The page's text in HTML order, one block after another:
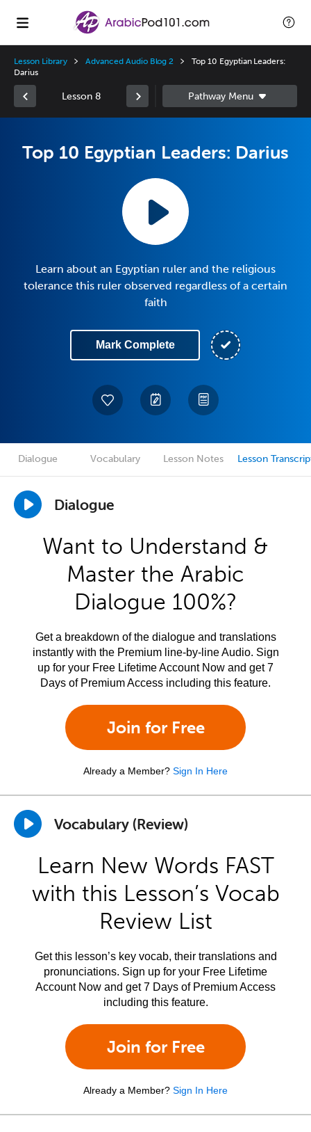
Lesson Library Advanced Audio Blog 2
Top 10 Egyptian Leaders:
Darius
Lesson 8
Top 10 Egyptian Leaders: Darius
Learn about an Egyptian ruler and the religious
tolerance this ruler observed regardless of a certain
faith
Mark Complete
Dialogue Vocabulary Lesson Notes Lesson
Dialogue
Want to Understand &
Master the Arabic
Dialogue 100%?
Get a breakdown of the dialogue and translations
instantly with the Premium line-by-line Audio. Sign
up for your Free Lifetime Account Now and get 7
Days of Premium Access including this feature.
Join for Free
Already a Member? Sign In Here
Vocabulary (Review)
Learn New Words FAST
with this Lesson’s Vocab
Review List
Get this lesson’s key vocab, their translations and
pronunciations. Sign up for your Free Lifetime
Account Now and get 7 Days of Premium Access
including this feature.
Join for Free
Already a Member? Sign In Here